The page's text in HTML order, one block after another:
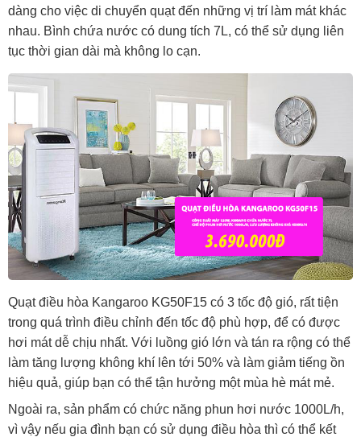
dàng cho việc di chuyển quạt đến những vị trí làm mát khác
nhau. Bình chứa nước có dung tích 7L, có thể sử dụng liên
tục thời gian dài mà không lo cạn.
Quạt điều hòa Kangaroo KG50F15 có 3 tốc độ gió, rất tiện
trong quá trình điều chỉnh đến tốc độ phù hợp, để có được
hơi mát dễ chịu nhất. Với luồng gió lớn và tán ra rộng có thể
làm tăng lượng không khí lên tới 50% và làm giảm tiếng ồn
hiệu quả, giúp bạn có thể tận hưởng một mùa hè mát mẻ.
Ngoài ra, sản phẩm có chức năng phun hơi nước 1000L/h,
vì vậy nếu gia đình bạn có sử dụng điều hòa thì có thể kết